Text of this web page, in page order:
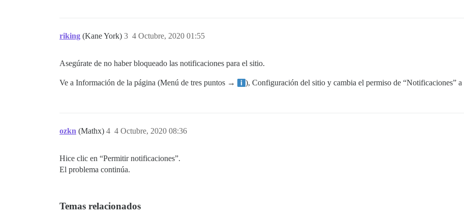
riking (Kane York) 4 Octubre, 2020 01:55
3
Asegúrate de no haber bloqueado las notificaciones para el sitio.
Ve a Información de la página (Menú de tres puntos → ), Configuración del sitio y cambia el permiso de “Notificaciones” a
ozkn (Mathx) 4 Octubre, 2020 08:36
4
Hice clic en “Permitir notificaciones”.
El problema continúa.
Temas relacionados